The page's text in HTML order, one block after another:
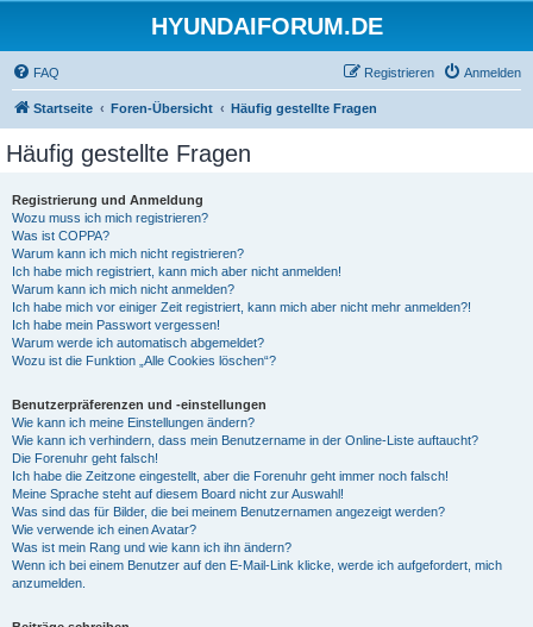
HYUNDAIFORUM.DE
FAQ Anmelden
Registrieren
Startseite Foren-Übersicht Häufig gestellte Fragen
Häufig gestellte Fragen
Registrierung und Anmeldung
Wozu muss ich mich registrieren?
Was ist COPPA?
Warum kann ich mich nicht registrieren?
Ich habe mich registriert, kann mich aber nicht anmelden!
Warum kann ich mich nicht anmelden?
Ich habe mich vor einiger Zeit registriert, kann mich aber nicht mehr anmelden?!
Ich habe mein Passwort vergessen!
Warum werde ich automatisch abgemeldet?
Wozu ist die Funktion „Alle Cookies löschen“?
Benutzerpräferenzen und -einstellungen
Wie kann ich meine Einstellungen ändern?
Wie kann ich verhindern, dass mein Benutzername in der Online-Liste auftaucht?
Die Forenuhr geht falsch!
Ich habe die Zeitzone eingestellt, aber die Forenuhr geht immer noch falsch!
Meine Sprache steht auf diesem Board nicht zur Auswahl!
Was sind das für Bilder, die bei meinem Benutzernamen angezeigt werden?
Wie verwende ich einen Avatar?
Was ist mein Rang und wie kann ich ihn ändern?
Wenn ich bei einem Benutzer auf den E-Mail-Link klicke, werde ich aufgefordert, mich
anzumelden.